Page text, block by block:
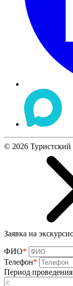
© 2026 Туристский
Заявка на
ФИО*
Телефон*
Период проведения